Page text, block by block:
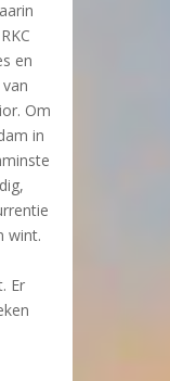
en
Om
in
wint.
Er